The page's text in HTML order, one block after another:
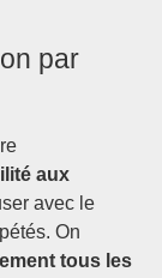
par
aux
avec le
On
tous les